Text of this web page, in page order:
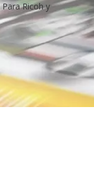
Para Ricoh y